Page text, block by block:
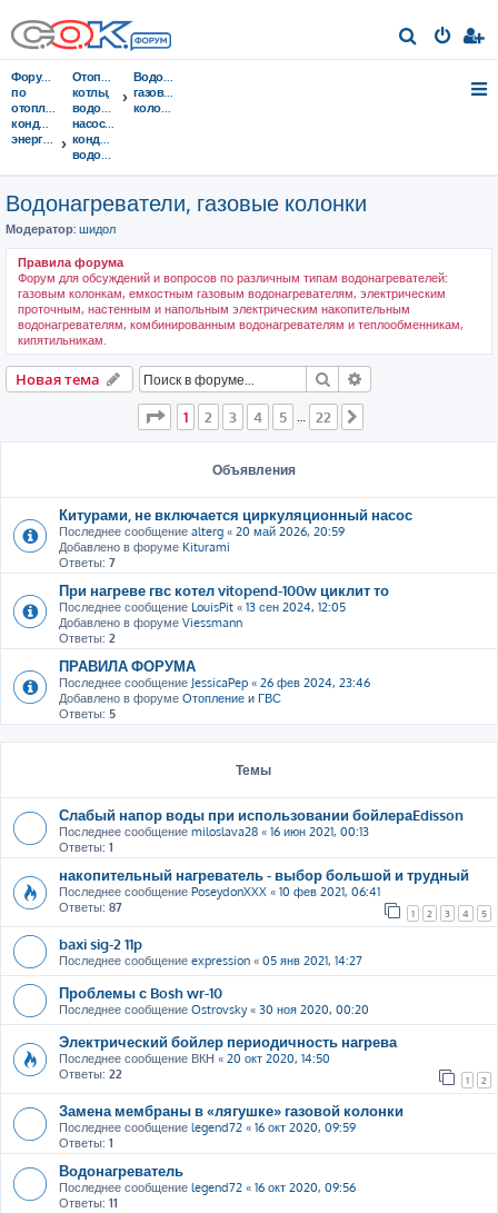
о
Форумы
по
отоплению,
кондиционированию,
энергосбережению
Отопительные
котлы,
водонагреватели,
насосы,
кондиционеры,
водоочистка...
Водонагреватели,
газовые
колонки
Водонагреватели, газовые колонки
Модератор: шидол
Правила форума
Форум для обсуждений и вопросов по различным типам водонагревателей:
газовым колонкам, емкостным газовым водонагревателям, электрическим
проточным, настенным и напольным электрическим накопительным
водонагревателям, комбинированным водонагревателям и теплообменникам,
кипятильникам.
Новая тема Поиск
Страница из 22
1 2 3 4 5 … 22
Объявления
Китурами, не включается циркуляционный насос
Последнее сообщение alterg « 20 май 2026, 20:59
Добавлено в форуме Kiturami
Ответы: 7
При нагреве гвс котел vitopend-100w циклит то
Последнее сообщение LouisPit « 13 сен 2024, 12:05
Добавлено в форуме Viessmann
Ответы: 2
ПРАВИЛА ФОРУМА
Последнее сообщение JessicaPep « 26 фев 2024, 23:46
Добавлено в форуме Отопление и ГВС
Ответы: 5
Темы
Слабый напор воды при использовании бойлераEdisson
Последнее сообщение miloslava28 « 16 июн 2021, 00:13
Ответы: 1
накопительный нагреватель - выбор большой и трудный
Последнее сообщение PoseydonXXX « 10 фев 2021, 06:41
Ответы: 87 1 2 3 4 5
baxi sig-2 11p
Последнее сообщение expression « 05 янв 2021, 14:27
Проблемы с Bosh wr-10
Последнее сообщение Ostrovsky« 30 ноя 2020, 00:20
Электрический бойлер периодичность нагрева
Последнее сообщение ВКН « 20 окт 2020, 14:50
Ответы: 22 1 2
Замена мембраны в «лягушке» газовой колонки
Последнее сообщение legend72 « 16 окт 2020, 09:59
Ответы: 1
Водонагреватель
Последнее сообщение legend72 « 16 окт 2020, 09:56
Ответы: 11